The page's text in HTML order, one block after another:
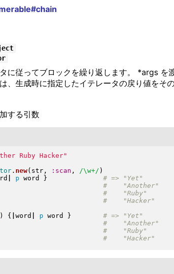
に従ってブロックを繰り返します。 *args
、生成時に指定したイテレータの戻り値をその
する引数
Ruby Hacker"
. new( str, :scan , /\w+/ )
p word }
) { word p word }